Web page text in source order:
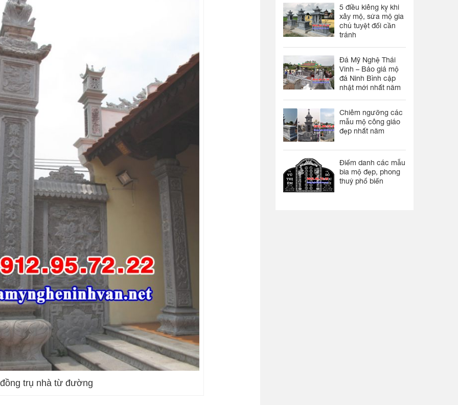
trụ nhà từ đường
5 điều kiêng kỵ khi
xây mộ, sửa mộ gia
chủ tuyệt đối cần
tránh
Đá Mỹ Nghệ Thái
Vinh – Báo giá mộ
đá Ninh Bình cập
nhật mới nhất năm
Chiêm ngưỡng các
mẫu mộ công giáo
đẹp nhất năm
Điểm danh các mẫu
bia mộ đẹp, phong
thuỷ phổ biến